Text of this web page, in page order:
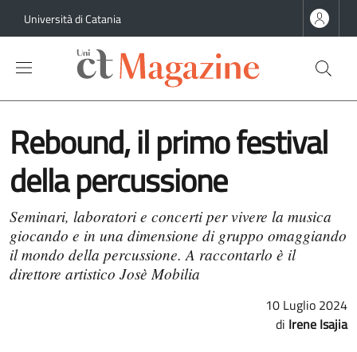
Università di Catania
Rebound, il primo festival
della percussione
Seminari, laboratori e concerti per vivere la musica
giocando e in una dimensione di gruppo omaggiando
il mondo della percussione. A raccontarlo è il
direttore artistico Josè Mobilia
10 Luglio 2024
Irene Isajia